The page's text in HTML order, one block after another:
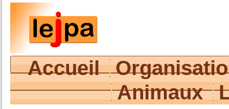
Accueil
Animaux